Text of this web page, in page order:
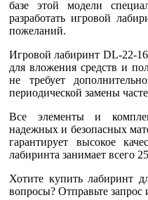
базе этой модели
разработать игровой
пожеланий.
Игровой лабиринт DL-22-16
для вложения средств и
не требует
периодической замены
Все элементы и
надежных и безопасных
гарантирует высокое
лабиринта занимает всего
Хотите купить лабиринт
вопросы? Отправьте